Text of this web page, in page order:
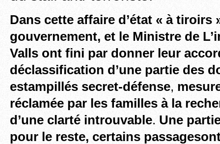
Dans cette affaire d’état « à tiroirs
gouvernement, et le Ministre de
Valls ont fini par donner leur
déclassification d’une partie des
estampillés secret-défense,
réclamée par les familles à la
d’une clarté introuvable. Une
pour le reste, certains